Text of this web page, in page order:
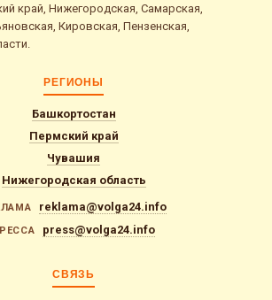
край, Нижегородская, Самарская,
Кировская, Пензенская,
РЕГИОНЫ
Башкортостан
Пермский край
Чувашия
Нижегородская область
reklama@volga24.info
press@volga24.info
СВЯЗЬ